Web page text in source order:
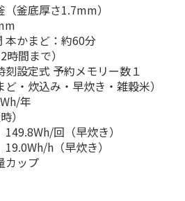
釜底厚さ1.7mm）
かまど：約60分
間まで）
設定式 予約メモリー数１
・炊込み・早炊き・雑穀米）
年
）
回（早炊き）
h（早炊き）
カップ